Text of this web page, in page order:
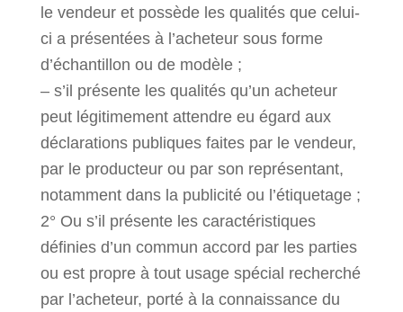
le vendeur et possède les qualités que celui-
ci a présentées à l’acheteur sous forme
d’échantillon ou de modèle ;
– s’il présente les qualités qu’un acheteur
peut légitimement attendre eu égard aux
déclarations publiques faites par le vendeur,
par le producteur ou par son représentant,
notamment dans la publicité ou l’étiquetage ;
2° Ou s’il présente les caractéristiques
définies d’un commun accord par les parties
ou est propre à tout usage spécial recherché
par l’acheteur, porté à la connaissance du